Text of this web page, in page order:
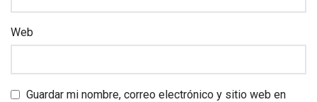
Web
Guardar mi nombre, correo electrónico y sitio web en